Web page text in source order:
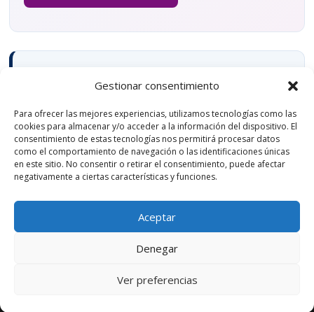
Gestionar consentimiento
Para ofrecer las mejores experiencias, utilizamos tecnologías como las
cookies para almacenar y/o acceder a la información del dispositivo. El
consentimiento de estas tecnologías nos permitirá procesar datos
como el comportamiento de navegación o las identificaciones únicas
en este sitio. No consentir o retirar el consentimiento, puede afectar
negativamente a ciertas características y funciones.
Aceptar
Denegar
Ver preferencias
Esta página forma parte del sistema de inteligencia de
medios de MMI Analytics: seguimiento, clipping, alertas,
impacto, escucha social, informes y metodología.
Elegant Themes| Desarrollado por